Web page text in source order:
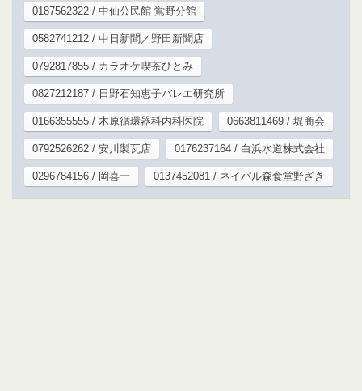
0187562322 / 中仙公民館 鴬野分館
0582741212 / 中日新聞／野田新聞店
0792817855 / カラオケ喫茶ひとみ
0827212187 / 日野石知恵子バレエ研究所
0166355555 / 木原循環器科内科医院 0663811469 / 堤商会
0792526262 / 安川製瓦店 0176237164 / 白浜水道株式会社
0296784156 / 岡喜一 0137452081 / ネイパル森食堂野ざき